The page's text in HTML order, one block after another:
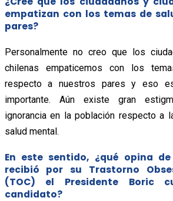
empatizan con los temas de
pares?
Personalmente no creo que los
chilenas empaticemos con los
respecto a nuestros pares y eso
importante. Aún existe gran
ignorancia en la población respecto a
salud mental.
En este sentido, ¿qué opina
recibió por su Trastorno
(TOC) el Presidente Boric
candidato?